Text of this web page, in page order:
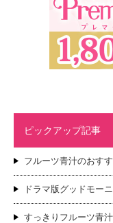
ピックアップ記事
フルーツ青汁のおす
ドラマ版グッドモー
すっきりフルーツ青